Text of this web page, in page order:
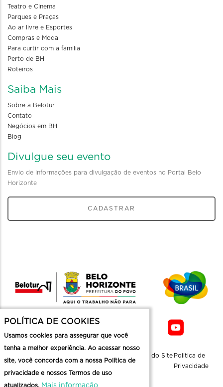
Teatro e Cinema
Parques e Praças
Ao ar livre e Esportes
Compras e Moda
Para curtir com a familia
Perto de BH
Roteiros
Saiba Mais
Sobre a Belotur
Contato
Negócios em BH
Blog
Divulgue seu evento
Envio de informações para divulgação de eventos no Portal Belo
Horizonte
CADASTRAR
Mapa do Site Politica de
Privacidade
POLÍTICA DE COOKIES
Usamos cookies para assegurar que você
tenha a melhor experiência. Ao acessar nosso
site, você concorda com a nossa Política de
privacidade e nossos Termos de uso
atualizados. Mais informação